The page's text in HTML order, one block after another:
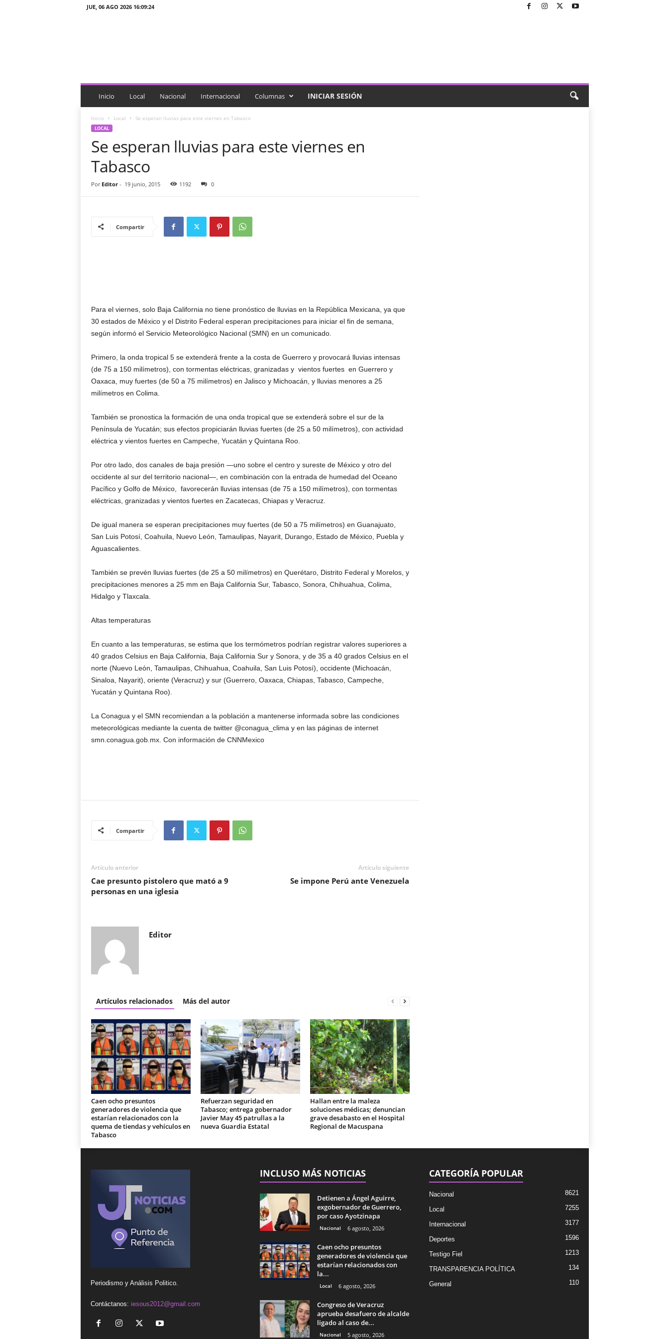
JUE, 06 AGO 2026 16:09:24
c
a
Inicio Local Nacional Internacional Columnas INICIAR SESIÓN
Inicio Local Se esperan lluvias para este viernes en Tabasco
LOCAL
Se esperan lluvias para este viernes en
Tabasco
Por Editor- 19 junio, 2015 1192 0
Compartir
Para el viernes, solo Baja California no tiene pronóstico de lluvias en la República Mexicana, ya que
30 estados de México y el Distrito Federal esperan precipitaciones para iniciar el fin de semana,
según informó el Servicio Meteorológico Nacional (SMN) en un comunicado.
Primero, la onda tropical 5 se extenderá frente a la costa de Guerrero y provocará lluvias intensas
(de 75 a 150 milímetros), con tormentas eléctricas, granizadas y vientos fuertes en Guerrero y
Oaxaca, muy fuertes (de 50 a 75 milímetros) en Jalisco y Michoacán, y lluvias menores a 25
milímetros en Colima.
También se pronostica la formación de una onda tropical que se extenderá sobre el sur de la
Península de Yucatán; sus efectos propiciarán lluvias fuertes (de 25 a 50 milímetros), con actividad
eléctrica y vientos fuertes en Campeche, Yucatán y Quintana Roo.
Por otro lado, dos canales de baja presión —uno sobre el centro y sureste de México y otro del
occidente al sur del territorio nacional—, en combinación con la entrada de humedad del Oceano
Pacífico y Golfo de México, favorecerán lluvias intensas (de 75 a 150 milímetros), con tormentas
eléctricas, granizadas y vientos fuertes en Zacatecas, Chiapas y Veracruz.
De igual manera se esperan precipitaciones muy fuertes (de 50 a 75 milímetros) en Guanajuato,
San Luis Potosí, Coahuila, Nuevo León, Tamaulipas, Nayarit, Durango, Estado de México, Puebla y
Aguascalientes.
También se prevén lluvias fuertes (de 25 a 50 milímetros) en Querétaro, Distrito Federal y Morelos, y
precipitaciones menores a 25 mm en Baja California Sur, Tabasco, Sonora, Chihuahua, Colima,
Hidalgo y Tlaxcala.
Altas temperaturas
En cuanto a las temperaturas, se estima que los termómetros podrían registrar valores superiores a
40 grados Celsius en Baja California, Baja California Sur y Sonora, y de 35 a 40 grados Celsius en el
norte (Nuevo León, Tamaulipas, Chihuahua, Coahuila, San Luis Potosí), occidente (Michoacán,
Sinaloa, Nayarit), oriente (Veracruz) y sur (Guerrero, Oaxaca, Chiapas, Tabasco, Campeche,
Yucatán y Quintana Roo).
La Conagua y el SMN recomiendan a la población a mantenerse informada sobre las condiciones
meteorológicas mediante la cuenta de twitter @conagua_clima y en las páginas de internet
smn.conagua.gob.mx. Con información de CNNMexico
Compartir
Artículo anterior
Cae presunto pistolero que mató a 9
personas en una iglesia
Artículo siguiente
Se impone Perú ante Venezuela
Editor
Artículos relacionados Más del autor
Caen ocho presuntos
generadores de violencia que
estarían relacionados con la
quema de tiendas y vehículos en
Tabasco
Refuerzan seguridad en
Tabasco; entrega gobernador
Javier May 45 patrullas a la
nueva Guardia Estatal
Hallan entre la maleza
soluciones médicas; denuncian
grave desabasto en el Hospital
Regional de Macuspana
Periodismo y Análisis Politico.
Contáctanos: iesous2012@gmail.com
INCLUSO MÁS NOTICIAS
Detienen a Ángel Aguirre,
exgobernador de Guerrero,
por caso Ayotzinapa
Nacional 6 agosto, 2026
Caen ocho presuntos
generadores de violencia que
estarían relacionados con
la...
Local 6 agosto, 2026
Congreso de Veracruz
aprueba desafuero de alcalde
ligado al caso de...
Nacional 5 agosto, 2026
CATEGORÍA POPULAR
Nacional 8621
Local 7255
Internacional 3177
Deportes 1596
Testigo Fiel 1213
TRANSPARENCIA POLÍTICA 134
General 110